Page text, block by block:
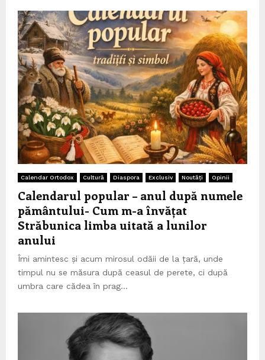
Calendar Ortodox Cultură Diaspora Exclusiv Noutăți Opinii
Calendarul popular – anul după numele
pământului- Cum m-a învățat
Străbunica limba uitată a lunilor
anului
Îmi amintesc și acum mirosul odăii de la țară, unde
timpul nu se măsura după ceasul de perete, ci după
umbra care cădea în prag...